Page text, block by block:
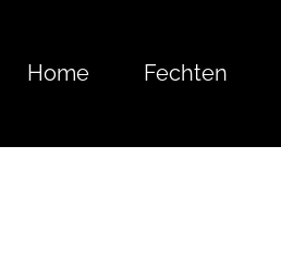
Home Fechten